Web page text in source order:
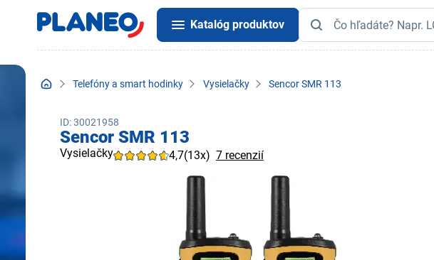
Katalóg produktov
Telefóny a smart hodinky Vysielačky Sencor SMR 113
ID: 30021958
Sencor SMR 113
Vysielačky 4,7(13x) 7 recenzií